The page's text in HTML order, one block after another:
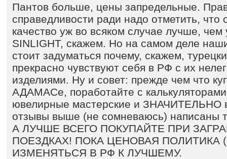
Пантов больше, цены запредельные.
справедливости ради надо отметить,
качество уж во всяком случае лучше, чем
SINLIGHT, скажем. Но на самом деле
стоит задуматься почему, скажем,
прекрасно чувствуют себя в РФ с их
изделиями. Ну и совет: прежде чем что
АДАМАСе, поработайте с
ювелирные мастерские и ЗНАЧИТЕЛЬНО
отзывы выше (не сомневаюсь)
А ЛУЧШЕ ВСЕГО ПОКУПАЙТЕ ПРИ
ПОЕЗДКАХ! ПОКА ЦЕНОВАЯ ПОЛИТИКА
ИЗМЕНЯТЬСЯ В РФ К ЛУЧШЕМУ.